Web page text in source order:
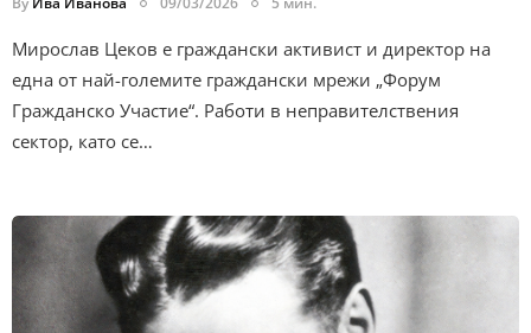
Мирослав Цеков е граждански активист и директор на
една от най-големите граждански мрежи „Форум
Гражданско Участие“. Работи в неправителствения
сектор, като се…